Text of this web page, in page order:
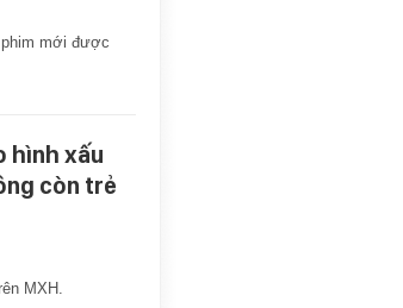
phim mới được
hình xấu
còn trẻ
MXH.